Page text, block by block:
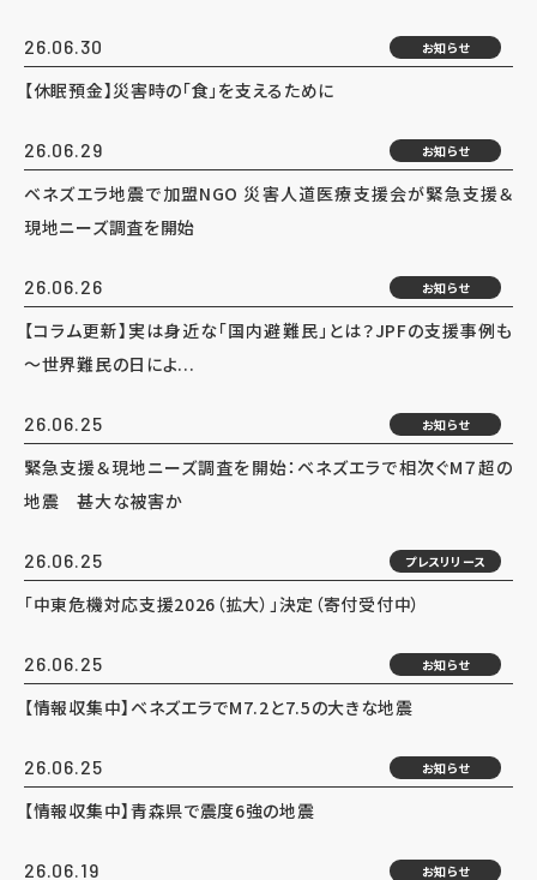
26.06.30 お知らせ
【休眠預金】災害時の「食」を支えるために
26.06.29 お知らせ
ベネズエラ地震で加盟NGO 災害人道医療支援会が緊急支援＆
現地ニーズ調査を開始
26.06.26 お知らせ
【コラム更新】実は身近な「国内避難民」とは？JPFの支援事例も
～世界難民の日によ...
26.06.25 お知らせ
緊急支援＆現地ニーズ調査を開始：ベネズエラで相次ぐM７超の
地震 甚大な被害か
26.06.25 プレスリリース
「中東危機対応支援2026（拡大）」決定（寄付受付中）
26.06.25 お知らせ
【情報収集中】ベネズエラでM7.2と7.5の大きな地震
26.06.25 お知らせ
【情報収集中】青森県で震度6強の地震
26.06.19 お知らせ